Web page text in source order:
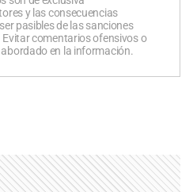
y las consecuencias
pasibles de las sanciones
Evitar comentarios ofensivos o
en la información.